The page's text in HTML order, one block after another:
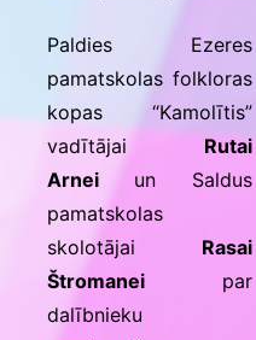
Paldies Ezeres
pamatskolas folkloras
kopas “Kamolītis”
vadītājai Rutai
Arneiun Saldus
pamatskolas
skolotājai Rasai
Štromaneipar
dalībnieku